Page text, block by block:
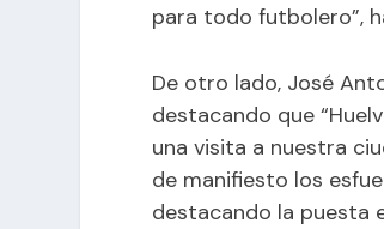
para todo futbolero”,
De otro lado, José
destacando que
una visita a nuestra
de manifiesto los
destacando la puesta